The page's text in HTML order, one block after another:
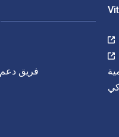
فريق دعم VitalSource